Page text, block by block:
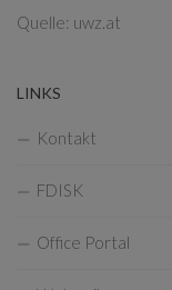
Quelle: uwz.at
LINKS
Kontakt
FDISK
Office Portal